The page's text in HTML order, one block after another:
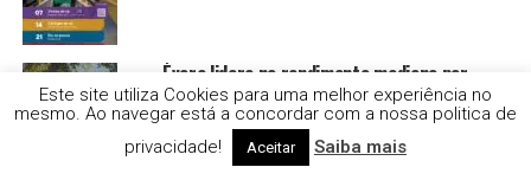
Évora lidera no rendimento mediano por
sujeito passivo com Portalegre em 1º lugar
no Alto Alentejo.
Este site utiliza Cookies para uma melhor experiência no
mesmo. Ao navegar está a concordar com a nossa politica de
privacidade!
Aceitar Saiba mais